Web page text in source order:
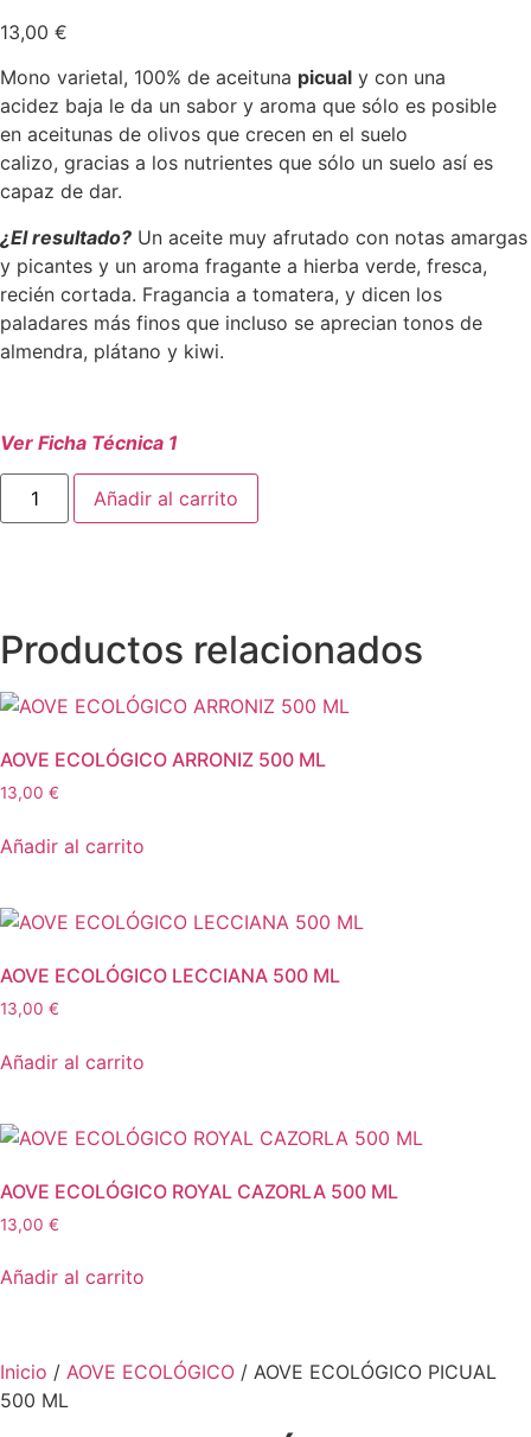
13,00 €
Mono varietal, 100% de aceituna picual y con una
acidez baja le da un sabor y aroma que sólo es posible
en aceitunas de olivos que crecen en el suelo
calizo, gracias a los nutrientes que sólo un suelo así es
capaz de dar.
¿El resultado? Un aceite muy afrutado con notas amargas
y picantes y un aroma fragante a hierba verde, fresca,
recién cortada. Fragancia a tomatera, y dicen los
paladares más finos que incluso se aprecian tonos de
almendra, plátano y kiwi.
Ver Ficha Técnica 1
AOVE
ECOLÓGICO
PICUAL
Añadir al carrito
Productos relacionados
AOVE ECOLÓGICO ARRONIZ 500 ML
13,00 €
Añadir al carrito
AOVE ECOLÓGICO LECCIANA 500 ML
13,00 €
Añadir al carrito
AOVE ECOLÓGICO ROYAL CAZORLA 500 ML
13,00 €
Añadir al carrito
Inicio / AOVE ECOLÓGICO / AOVE ECOLÓGICO PICUAL
500 ML